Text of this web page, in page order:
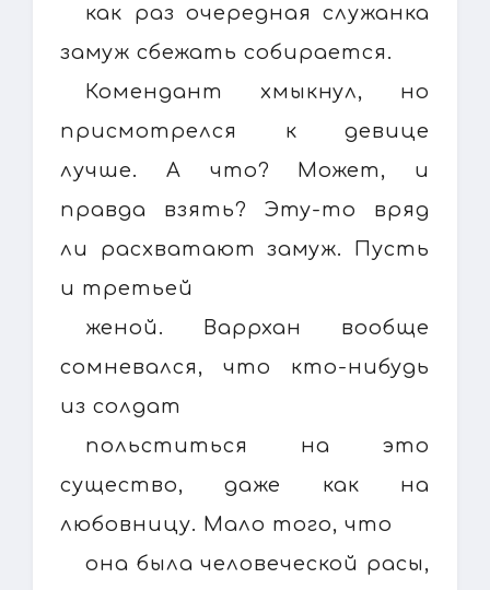
как раз очередная служанка
замуж сбежать собирается.
Комендант хмыкнул, но
присмотрелся к девице
лучше. А что? Может, и
правда взять? Эту-то вряд
ли расхватают замуж. Пусть
и третьей
женой. Варрхан вообще
сомневался, что кто-нибудь
из солдат
польститься на это
существо, даже как на
любовницу. Мало того, что
она была человеческой расы,